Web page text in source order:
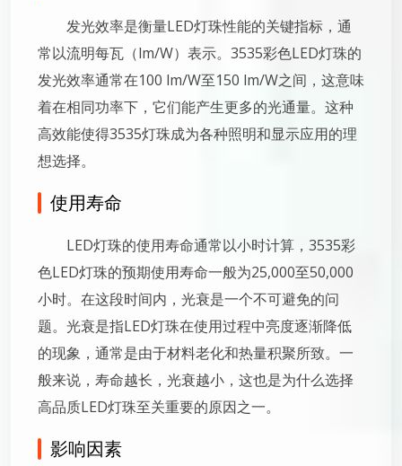
发光效率是衡量LED灯珠性能的关键指标，通
常以流明每瓦（lm/W）表示。3535彩色LED灯珠的
发光效率通常在100 lm/W至150 lm/W之间，这意味
着在相同功率下，它们能产生更多的光通量。这种
高效能使得3535灯珠成为各种照明和显示应用的理
想选择。
使用寿命
LED灯珠的使用寿命通常以小时计算，3535彩
色LED灯珠的预期使用寿命一般为25,000至50,000
小时。在这段时间内，光衰是一个不可避免的问
题。光衰是指LED灯珠在使用过程中亮度逐渐降低
的现象，通常是由于材料老化和热量积聚所致。一
般来说，寿命越长，光衰越小，这也是为什么选择
高品质LED灯珠至关重要的原因之一。
影响因素